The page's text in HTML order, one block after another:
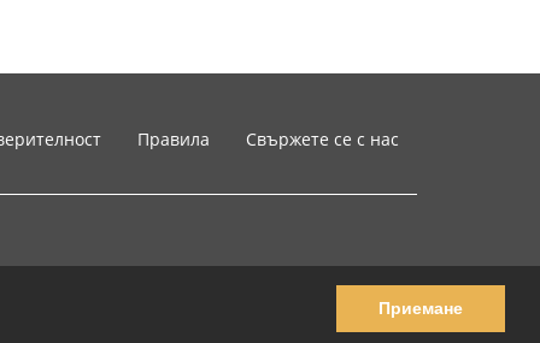
Приемане
Правила Свържете се с нас